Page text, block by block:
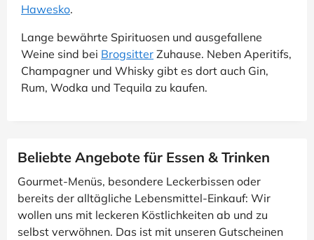
Hawesko.
Lange bewährte Spirituosen und ausgefallene
Weine sind bei Brogsitter Zuhause. Neben Aperitifs,
Champagner und Whisky gibt es dort auch Gin,
Rum, Wodka und Tequila zu kaufen.
Beliebte Angebote für Essen & Trinken
Gourmet-Menüs, besondere Leckerbissen oder
bereits der alltägliche Lebensmittel-Einkauf: Wir
wollen uns mit leckeren Köstlichkeiten ab und zu
selbst verwöhnen. Das ist mit unseren Gutscheinen